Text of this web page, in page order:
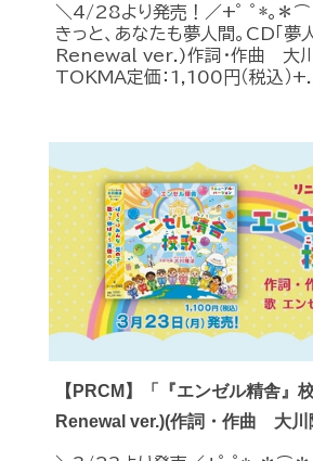
＼4/28より発売！／+ﾟ ﾟ*｡＊
きっと、あなたも夢人間。CD「夢
Renewal ver.)作詞・作曲 大
TOKMA定価：1,100円（税込）
【PRCM】「『エンゼル精舎』
Renewal ver.)(作詞・作曲 大川